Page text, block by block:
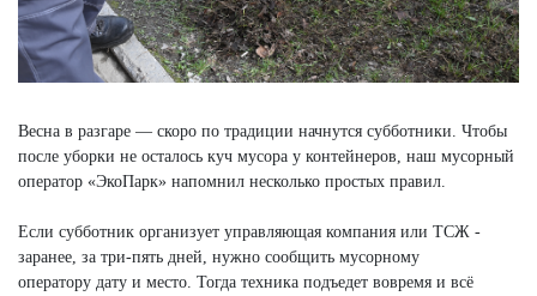
Весна в разгаре — скоро по традиции начнутся субботники. Чтобы
после уборки не осталось куч мусора у контейнеров, наш мусорный
оператор «ЭкоПарк» напомнил несколько простых правил.
Если субботник организует управляющая компания или ТСЖ -
заранее, за три-пять дней, нужно сообщить мусорному
оператору дату и место. Тогда техника подъедет вовремя и всё